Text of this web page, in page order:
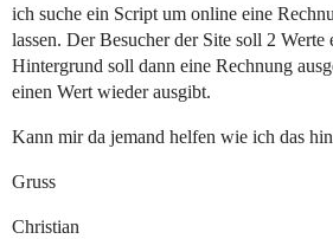
ich suche ein Script um online eine
lassen. Der Besucher der Site soll 2
Hintergrund soll dann eine Rechnung
einen Wert wieder ausgibt.
Kann mir da jemand helfen wie ich das
Gruss
Christian